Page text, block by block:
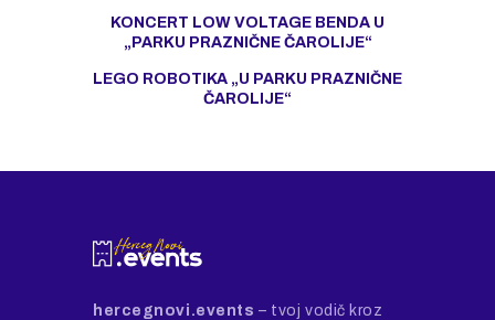
KONCERT LOW VOLTAGE BENDA U
„PARKU PRAZNIČNE ČAROLIJE“
LEGO ROBOTIKA „U PARKU PRAZNIČNE
ČAROLIJE“
hercegnovi.events – tvoj vodič kroz